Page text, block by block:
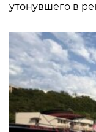
утонувшего в